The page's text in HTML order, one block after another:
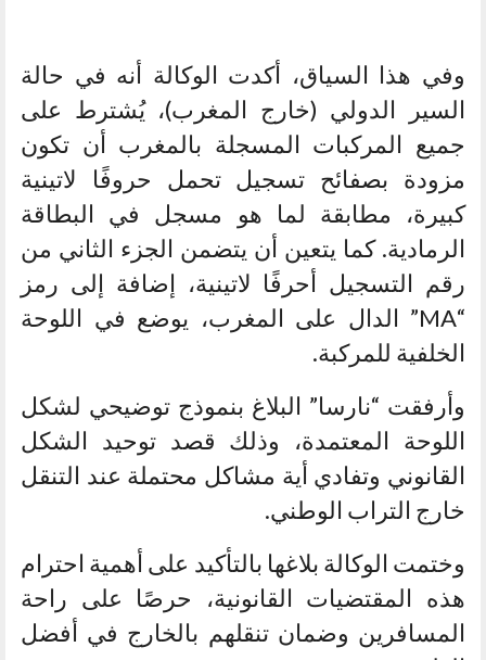
وفي هذا السياق، أكدت الوكالة أنه في حالة
السير الدولي (خارج المغرب)، يُشترط على
جميع المركبات المسجلة بالمغرب أن تكون
مزودة بصفائح تسجيل تحمل حروفًا لاتينية
كبيرة، مطابقة لما هو مسجل في البطاقة
الرمادية. كما يتعين أن يتضمن الجزء الثاني من
رقم التسجيل أحرفًا لاتينية، إضافة إلى رمز
“MA” الدال على المغرب، يوضع في اللوحة
الخلفية للمركبة.
وأرفقت “نارسا” البلاغ بنموذج توضيحي لشكل
اللوحة المعتمدة، وذلك قصد توحيد الشكل
القانوني وتفادي أية مشاكل محتملة عند التنقل
خارج التراب الوطني.
وختمت الوكالة بلاغها بالتأكيد على أهمية احترام
هذه المقتضيات القانونية، حرصًا على راحة
المسافرين وضمان تنقلهم بالخارج في أفضل